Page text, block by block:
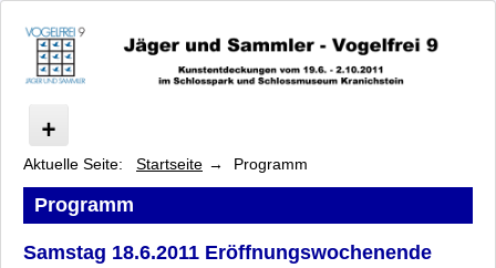
Vogelfrei
Künstler
Programm
Aktuelle Seite: Startseite Programm
Programm
Samstag 18.6.2011 Eröffnungswochenende